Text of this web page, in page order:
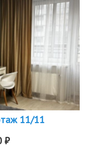
11/11
₽